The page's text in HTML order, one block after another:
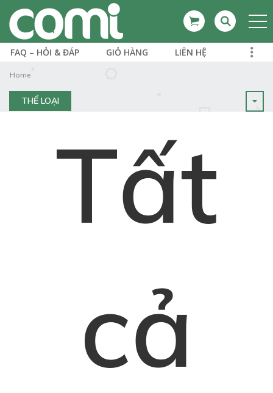
FAQ – HỎI & ĐÁP GIỎ HÀNG LIÊN HỆ
Home
THỂ LOẠI
Tất
cả